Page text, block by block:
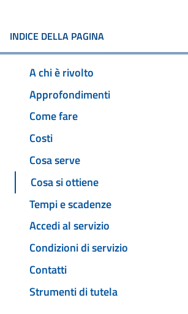
INDICE DELLA PAGINA
A chi è rivolto
Approfondimenti
Come fare
Costi
Cosa serve
Cosa si ottiene
Tempi e scadenze
Accedi al servizio
Condizioni di servizio
Contatti
Strumenti di tutela